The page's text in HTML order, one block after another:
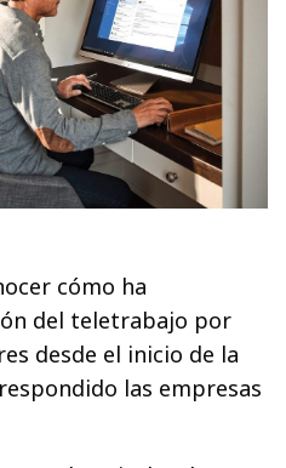
cómo ha
del teletrabajo por
desde el inicio de la
las empresas